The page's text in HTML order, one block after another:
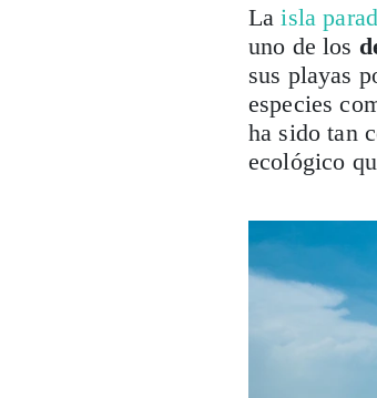
Laisla
uno de los
sus playas
especies
ha sido tan
ecológico